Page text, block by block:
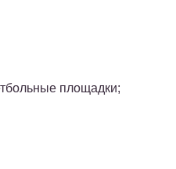
площадки;